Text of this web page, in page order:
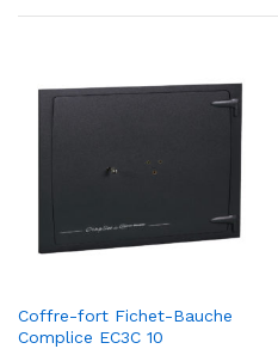
Coffre-fort Fichet-Bauche
Complice EC3C 10